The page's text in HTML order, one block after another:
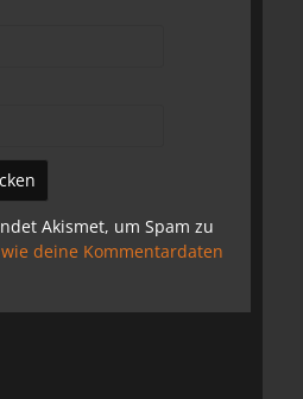
Akismet, um Spam zu
deine Kommentardaten